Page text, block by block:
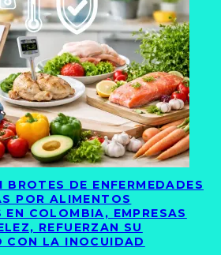
DE ENFERMEDADES
POR ALIMENTOS
EN COLOMBIA, EMPRESAS
REFUERZAN SU
CON LA INOCUIDAD